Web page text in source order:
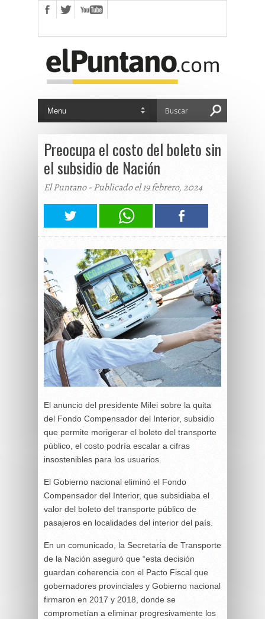
Preocupa el costo del boleto sin
el subsidio de Nación
El Puntano - Publicado el 19 febrero, 2024
El anuncio del presidente Milei sobre la quita
del Fondo Compensador del Interior, subsidio
que permite morigerar el boleto del transporte
público, el costo podría escalar a cifras
insostenibles para los usuarios.
El Gobierno nacional eliminó el Fondo
Compensador del Interior, que subsidiaba el
valor del boleto del transporte público de
pasajeros en localidades del interior del país.
En un comunicado, la Secretaría de Transporte
de la Nación aseguró que “esta decisión
guardan coherencia con el Pacto Fiscal que
gobernadores provinciales y Gobierno nacional
firmaron en 2017 y 2018, donde se
comprometían a eliminar progresivamente los